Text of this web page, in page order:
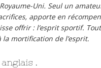
Uni. Seul un
apporte en
offrir : l’esprit sportif.
la mortification de l’esprit.
.